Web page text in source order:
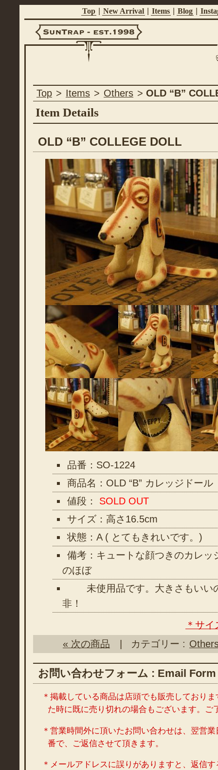
Top New Arrival Items Blog
Est.1998
Top > Items > Others > OLD “B”
Item Details
OLD “B” COLLEGE DOLL
品番：SO-1224
商品名：OLD “B” カレッジドール
値段： SOLD OUT
サイズ：高さ16.5cm
状態：A ( とてもきれいです。)
備考：キュートな顔つきのカレッ
のほぼ
未使用品です。大きさもいい
非！
＊サ
« 次の商品
| カテゴリー :
お問い合わせフォーム : Email Form
＊掲載している商品は店頭でも販売しており
た時に既に売り切れの場合もございます。ご
＊営業時間外に頂いたお問い合わせは、翌営
番で、ご返信させて頂きます。
＊メールアドレスに誤りがありますと、返信